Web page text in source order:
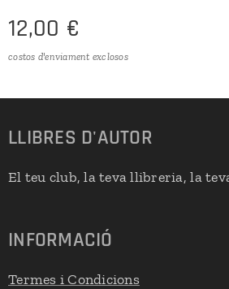
12,00 €
costos d'enviament exclosos
LLIBRES D'AUTOR
El teu club, la teva llibreria, la
INFORMACIÓ
Termes i Condicions